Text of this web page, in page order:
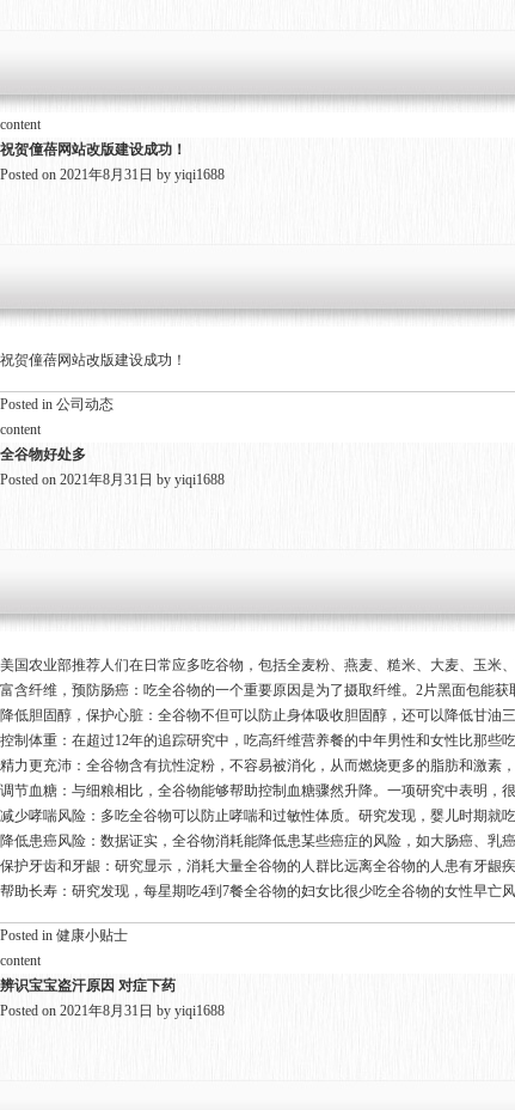
content
祝贺僮蓓网站改版建设成功！
Posted on 2021年8月31日 by yiqi1688
祝贺僮蓓网站改版建设成功！
Posted in 公司动态
content
全谷物好处多
Posted on 2021年8月31日 by yiqi1688
美国农业部推荐人们在日常应多吃谷物，包括全麦粉、燕麦、糙米、大麦、玉米
富含纤维，预防肠癌：吃全谷物的一个重要原因是为了摄取纤维。2片黑面包能
降低胆固醇，保护心脏：全谷物不但可以防止身体吸收胆固醇，还可以降低甘油
控制体重：在超过12年的追踪研究中，吃高纤维营养餐的中年男性和女性比那些
精力更充沛：全谷物含有抗性淀粉，不容易被消化，从而燃烧更多的脂肪和激素
调节血糖：与细粮相比，全谷物能够帮助控制血糖骤然升降。一项研究中表明，
减少哮喘风险：多吃全谷物可以防止哮喘和过敏性体质。研究发现，婴儿时期就
降低患癌风险：数据证实，全谷物消耗能降低患某些癌症的风险，如大肠癌、乳癌
保护牙齿和牙龈：研究显示，消耗大量全谷物的人群比远离全谷物的人患有牙龈疾
帮助长寿：研究发现，每星期吃4到7餐全谷物的妇女比很少吃全谷物的女性早亡风
Posted in 健康小贴士
content
辨识宝宝盗汗原因 对症下药
Posted on 2021年8月31日 by yiqi1688